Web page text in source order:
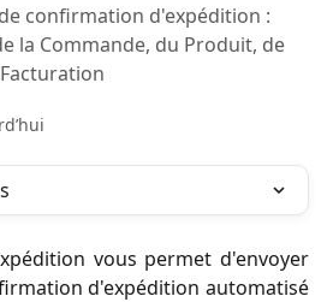
confirmation d'expédition :
la Commande, du Produit, de
vous permet d'envoyer
d'expédition automatisé